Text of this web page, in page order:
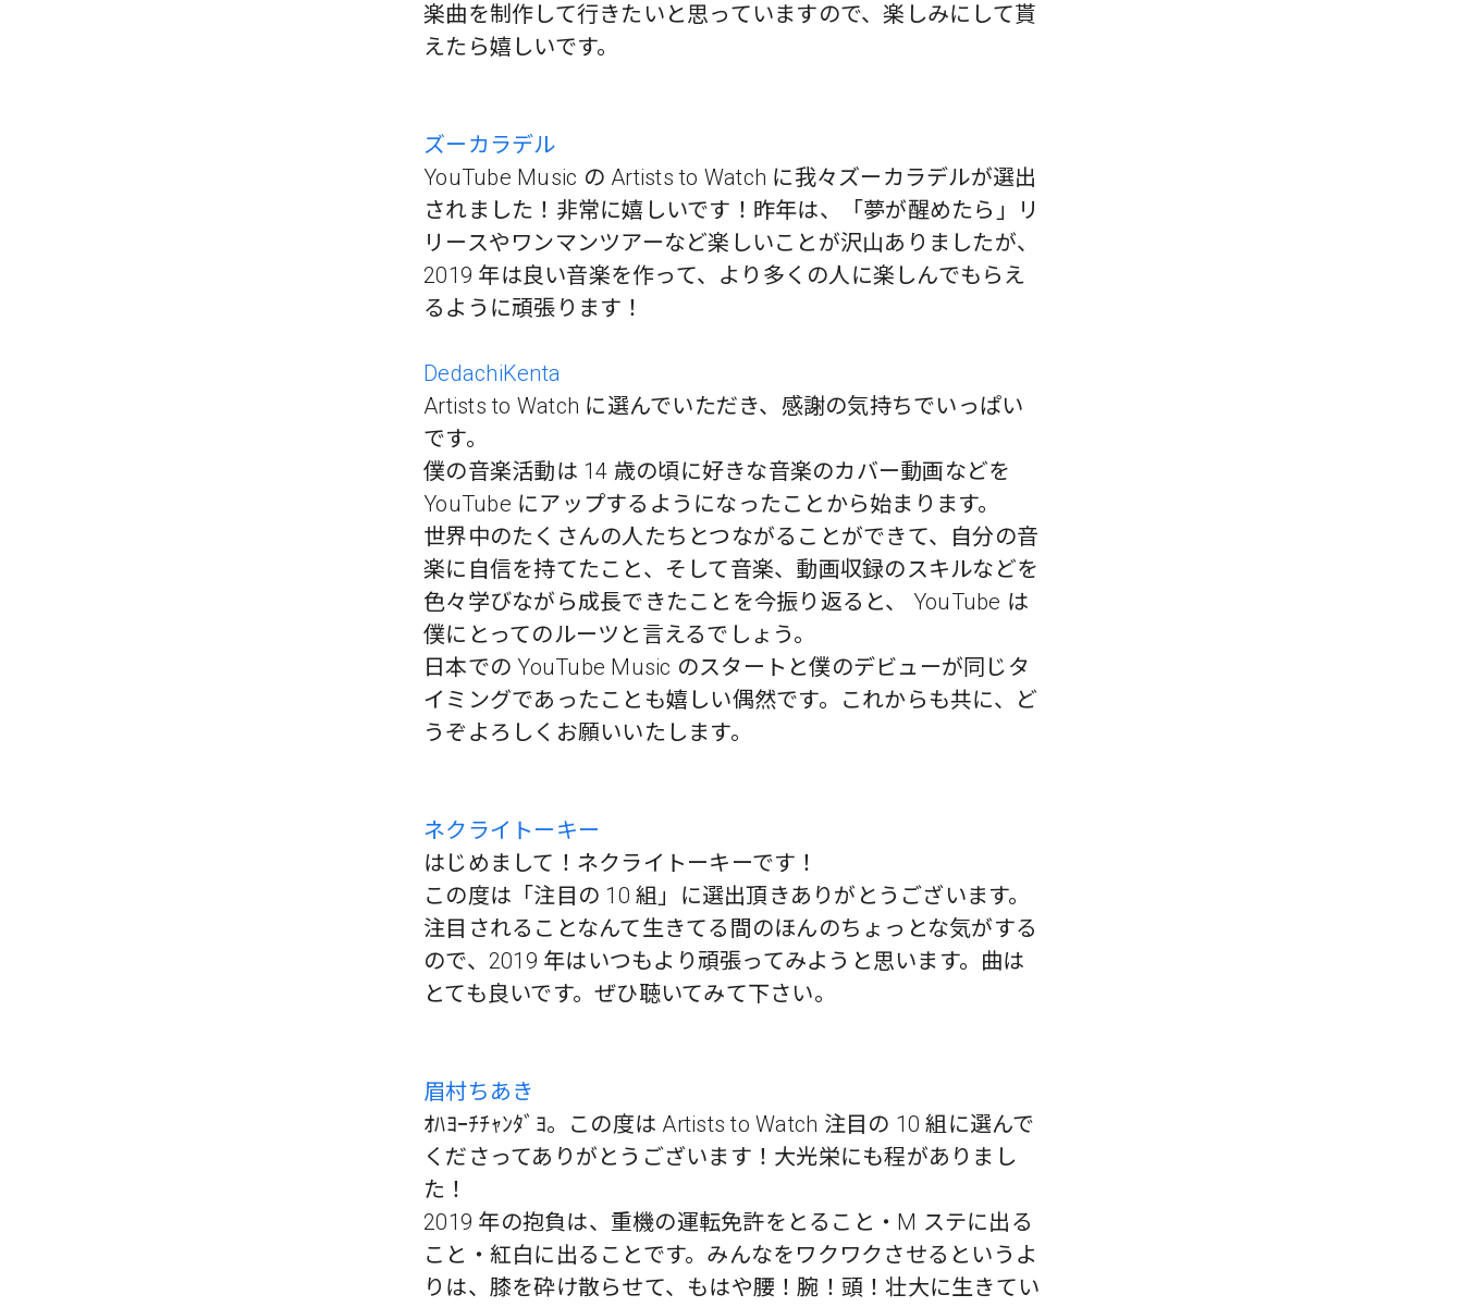
楽曲を制作して行きたいと思っていますので、楽しみにして貰
えたら嬉しいです。
ズーカラデル
YouTube Music の Artists to Watch に我々ズーカラデルが選出
されました！非常に嬉しいです！昨年は、「夢が醒めたら」リ
リースやワンマンツアーなど楽しいことが沢山ありましたが、
2019 年は良い音楽を作って、より多くの人に楽しんでもらえ
るように頑張ります！
DedachiKenta
Artists to Watch に選んでいただき、感謝の気持ちでいっぱい
です。
僕の音楽活動は 14 歳の頃に好きな音楽のカバー動画などを
YouTube にアップするようになったことから始まります。
世界中のたくさんの人たちとつながることができて、自分の音
楽に自信を持てたこと、そして音楽、動画収録のスキルなどを
色々学びながら成長できたことを今振り返ると、 YouTube は
僕にとってのルーツと言えるでしょう。
日本での YouTube Music のスタートと僕のデビューが同じタ
イミングであったことも嬉しい偶然です。これからも共に、ど
うぞよろしくお願いいたします。
ネクライトーキー
はじめまして！ネクライトーキーです！
この度は「注目の 10 組」に選出頂きありがとうございます。
注目されることなんて生きてる間のほんのちょっとな気がする
ので、2019 年はいつもより頑張ってみようと思います。曲は
とても良いです。ぜひ聴いてみて下さい。
眉村ちあき
ｵﾊﾖｰﾁﾁｬﾝﾀﾞﾖ。この度は Artists to Watch 注目の 10 組に選んで
くださってありがとうございます！大光栄にも程がありまし
た！
2019 年の抱負は、重機の運転免許をとること・M ステに出る
こと・紅白に出ることです。みんなをワクワクさせるというよ
りは、膝を砕け散らせて、もはや腰！腕！頭！壮大に生きてい